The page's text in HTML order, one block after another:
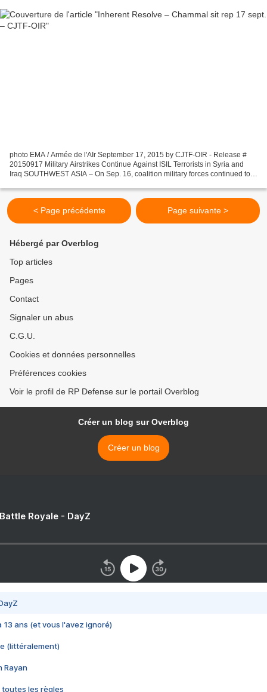
photo EMA / Armée de l'AIr September 17, 2015 by CJTF-OIR - Release #
20150917 Military Airstrikes Continue Against ISIL Terrorists in Syria and
Iraq SOUTHWEST ASIA – On Sep. 16, coalition military forces continued to
< Page précédente Page suivante >
Hébergé par Overblog
Top articles
Pages
Contact
Signaler un abus
C.G.U.
Cookies et données personnelles
Préférences cookies
Voir le profil de RP Defense sur le portail Overblog
Créer un blog sur Overblog
Créer un blog
Royale - DayZ
13 ans (et vous l'avez ignoré)
(littéralement)
Rayan
toutes les règles